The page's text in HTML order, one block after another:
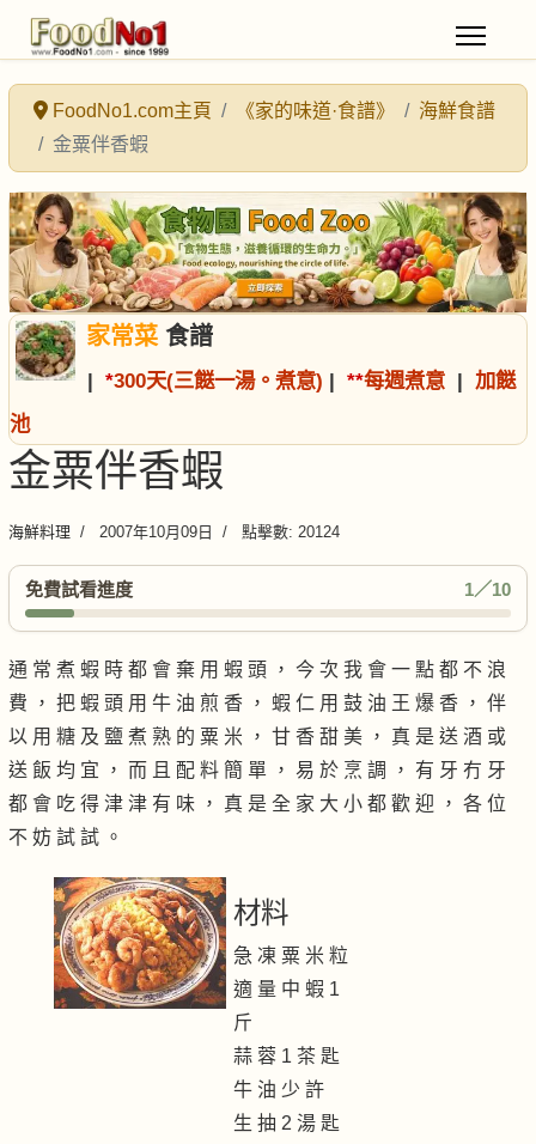
FoodNo1.com主頁 《家的味道·食譜》
海鮮食譜
金粟伴香蝦
家常菜食譜
| *300天(三餸一湯。煮意) | **每週煮意 | 加餸
池
金粟伴香蝦
海鮮料理 2007年10月09日 點擊數: 20124
免費試看進度 1／10
通 常 煮 蝦 時 都 會 棄 用 蝦 頭 ， 今 次 我 會 一 點 都 不 浪
費 ， 把 蝦 頭 用 牛 油 煎 香 ， 蝦 仁 用 鼓 油 王 爆 香 ， 伴
以 用 糖 及 鹽 煮 熟 的 粟 米 ， 甘 香 甜 美 ， 真 是 送 酒 或
送 飯 均 宜 ， 而 且 配 料 簡 單 ， 易 於 烹 調 ， 有 牙 冇 牙
都 會 吃 得 津 津 有 味 ， 真 是 全 家 大 小 都 歡 迎 ， 各 位
不 妨 試 試 。
材料
急 凍 粟 米 粒
適 量 中 蝦 1
斤
蒜 蓉 1 茶 匙
牛 油 少 許
生 抽 2 湯 匙